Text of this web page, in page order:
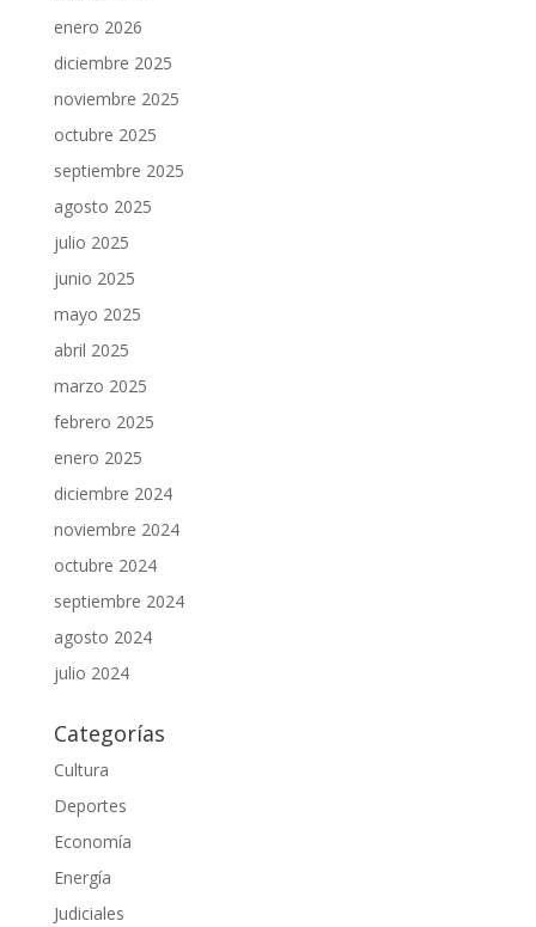
enero 2026
diciembre 2025
noviembre 2025
octubre 2025
septiembre 2025
agosto 2025
julio 2025
junio 2025
mayo 2025
abril 2025
marzo 2025
febrero 2025
enero 2025
diciembre 2024
noviembre 2024
octubre 2024
septiembre 2024
agosto 2024
julio 2024
Categorías
Cultura
Deportes
Economía
Energía
Judiciales